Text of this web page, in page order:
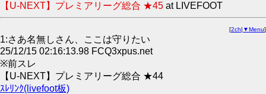
【U-NEXT】プレミアリーグ総合 ★45 at LIVEFOOT
[2ch| ▼Menu]
1:さあ名無しさん、ここは守りたい
25/12/15 02:16:13.98 FCQ3xpus.net
※前スレ
【U-NEXT】プレミアリーグ総合 ★44
ｽﾚﾘﾝｸ(livefoot板)